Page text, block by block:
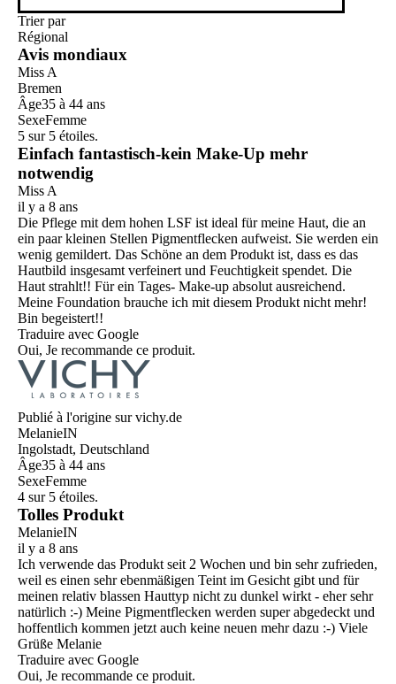
Trier par
Régional
Avis mondiaux
Miss A
Bremen
Âge35 à 44 ans
SexeFemme
5 sur 5 étoiles.
Einfach fantastisch-kein Make-Up mehr
notwendig
Miss A
il y a 8 ans
Die Pflege mit dem hohen LSF ist ideal für meine Haut, die an
ein paar kleinen Stellen Pigmentflecken aufweist. Sie werden ein
wenig gemildert. Das Schöne an dem Produkt ist, dass es das
Hautbild insgesamt verfeinert und Feuchtigkeit spendet. Die
Haut strahlt!! Für ein Tages- Make-up absolut ausreichend.
Meine Foundation brauche ich mit diesem Produkt nicht mehr!
Bin begeistert!!
Traduire avec Google
Oui, Je recommande ce produit.
Publié à l'origine sur vichy.de
MelanieIN
Ingolstadt, Deutschland
Âge35 à 44 ans
SexeFemme
4 sur 5 étoiles.
Tolles Produkt
MelanieIN
il y a 8 ans
Ich verwende das Produkt seit 2 Wochen und bin sehr zufrieden,
weil es einen sehr ebenmäßigen Teint im Gesicht gibt und für
meinen relativ blassen Hauttyp nicht zu dunkel wirkt - eher sehr
natürlich :-) Meine Pigmentflecken werden super abgedeckt und
hoffentlich kommen jetzt auch keine neuen mehr dazu :-) Viele
Grüße Melanie
Traduire avec Google
Oui, Je recommande ce produit.